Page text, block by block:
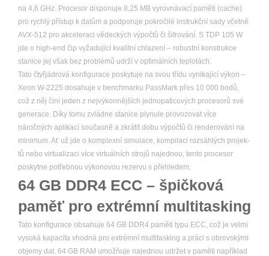
na 4,6 GHz. Procesor disponuje 8,25 MB vyrovnávací paměti (cache)
pro rychlý přístup k datům a podporuje pokročilé instrukční sady včetně
AVX-512 pro akceleraci vědeckých výpočtů či šifrování. S TDP 105 W
jde o high-end čip vyžadující kvalitní chlazení – robustní konstrukce
stanice jej však bez problémů udrží v optimálních teplotách.
Tato čtyřjádrová konfigurace poskytuje na svou třídu vynikající výkon –
Xeon W-2225 dosahuje v benchmarku PassMark přes 10 000 bodů,
což z něj činí jeden z nejvýkonnějších jednopaticových procesorů své
generace. Díky tomu zvládne stanice plynule provozovat více
náročných aplikací současně a zkrátit dobu výpočtů či renderování na
minimum. Ať už jde o komplexní simulace, kompilaci rozsáhlých projek­
tů nebo virtualizaci více virtuálních strojů najednou, tento procesor
poskytne potřebnou výkonovou rezervu s přehledem.
64 GB DDR4 ECC – špičková
paměť pro extrémní multitasking
Tato konfigurace obsahuje 64 GB DDR4 paměti typu ECC, což je velmi
vysoká kapacita vhodná pro extrémní multitasking a práci s obrovskými
objemy dat. 64 GB RAM umožňuje najednou udržet v paměti například